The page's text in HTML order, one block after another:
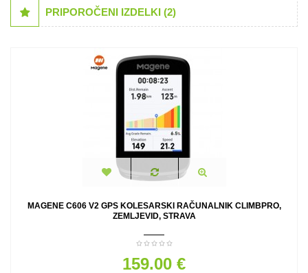
PRIPOROČENI IZDELKI (2)
MAGENE C606 V2 GPS KOLESARSKI RAČUNALNIK CLIMBPRO,
ZEMLJEVID, STRAVA
159.00 €